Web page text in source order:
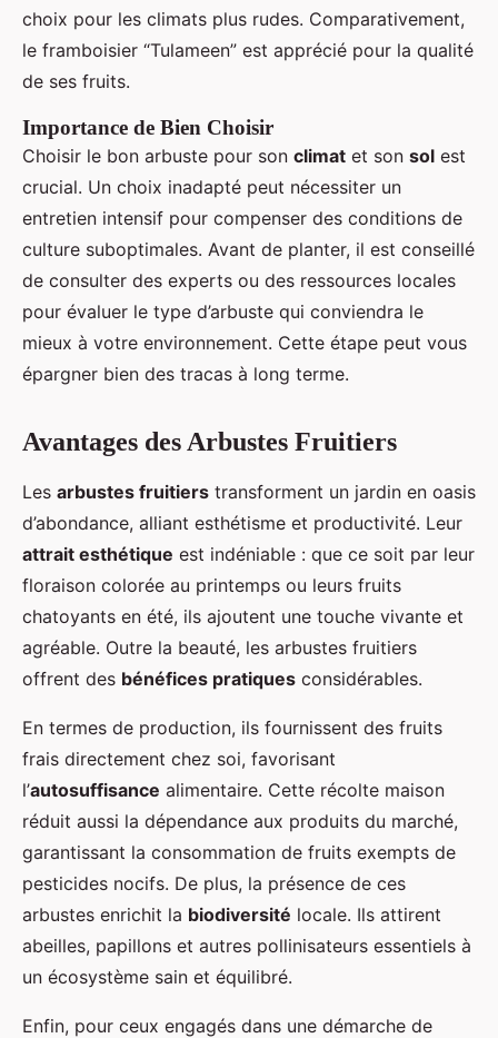
choix pour les climats plus rudes. Comparativement,
le framboisier “Tulameen” est apprécié pour la qualité
de ses fruits.
Importance de Bien Choisir
Choisir le bon arbuste pour son climat et son sol est
crucial. Un choix inadapté peut nécessiter un
entretien intensif pour compenser des conditions de
culture suboptimales. Avant de planter, il est conseillé
de consulter des experts ou des ressources locales
pour évaluer le type d’arbuste qui conviendra le
mieux à votre environnement. Cette étape peut vous
épargner bien des tracas à long terme.
Avantages des Arbustes Fruitiers
Les arbustes fruitiers transforment un jardin en oasis
d’abondance, alliant esthétisme et productivité. Leur
attrait esthétique est indéniable : que ce soit par leur
floraison colorée au printemps ou leurs fruits
chatoyants en été, ils ajoutent une touche vivante et
agréable. Outre la beauté, les arbustes fruitiers
offrent des bénéfices pratiques considérables.
En termes de production, ils fournissent des fruits
frais directement chez soi, favorisant
l’autosuffisance alimentaire. Cette récolte maison
réduit aussi la dépendance aux produits du marché,
garantissant la consommation de fruits exempts de
pesticides nocifs. De plus, la présence de ces
arbustes enrichit la biodiversité locale. Ils attirent
abeilles, papillons et autres pollinisateurs essentiels à
un écosystème sain et équilibré.
Enfin, pour ceux engagés dans une démarche de